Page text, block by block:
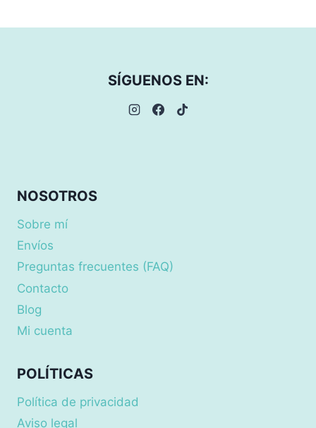
SÍGUENOS EN:
NOSOTROS
Sobre mí
Envíos
Preguntas frecuentes (FAQ)
Contacto
Blog
Mi cuenta
POLÍTICAS
Política de privacidad
Aviso legal